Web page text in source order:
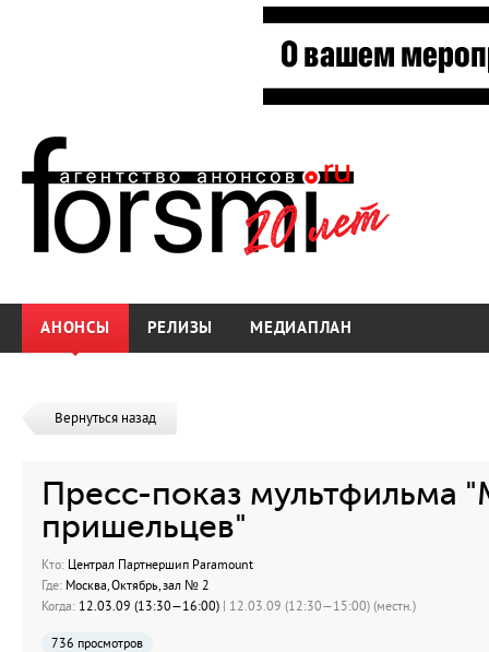
АНОНСЫ РЕЛИЗЫ МЕДИАПЛАН
Вернуться назад
Пресс-показ мультфильма
пришельцев"
Кто: Централ Партнершип Paramount
Где: Москва, Октябрь, зал № 2
Когда: 12.03.09 (13:30—16:00) | 12.03.09 (12:30—15:00) (местн.)
736 просмотров